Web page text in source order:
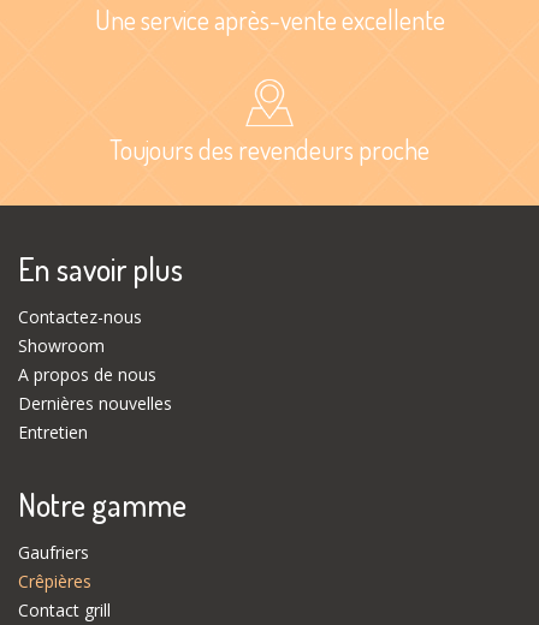
Une service après-vente excellente
Toujours des revendeurs proche
En savoir plus
Contactez-nous
Showroom
A propos de nous
Dernières nouvelles
Entretien
Notre gamme
Gaufriers
Crêpières
Contact grill